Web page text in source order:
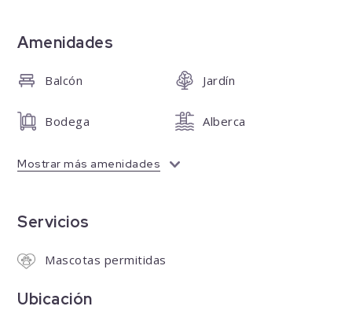
Amenidades
Balcón Jardín
Bodega Alberca
Mostrar más amenidades
Servicios
Mascotas permitidas
Ubicación